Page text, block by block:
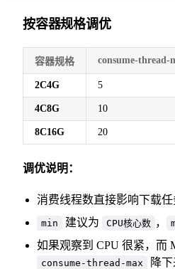
按容器规格调优
容器规格 consume-thread-
2C4G 5
4C8G 10
8C16G 20
调优说明：
消费线程数直接影响下载
min 建议为 CPU核心数 ，
如果观察到 CPU 很紧，而
consume-thread-max
降